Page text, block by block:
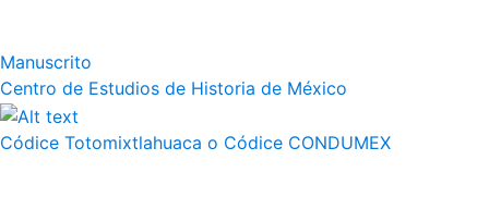
Manuscrito
Centro de Estudios de Historia de México
Códice Totomixtlahuaca o Códice CONDUMEX